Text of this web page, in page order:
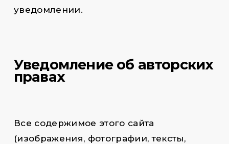
уведомлении.
Уведомление об авторских
правах
Все содержимое этого сайта
(изображения, фотографии, тексты,